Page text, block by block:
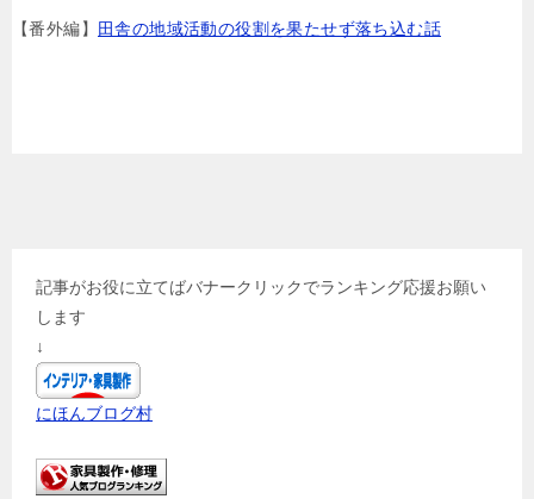
【番外編】 田舎の地域活動の役割を果たせず落ち込む話
記事がお役に立てばバナークリックでランキング応援お願い
します
↓
にほんブログ村